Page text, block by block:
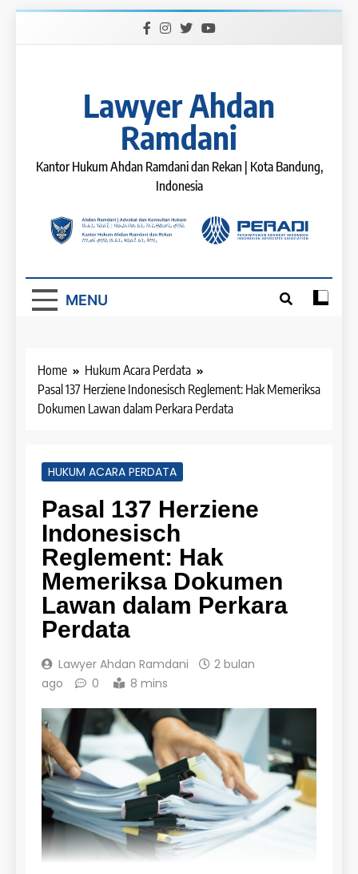
Lawyer Ahdan
Ramdani
Kantor Hukum Ahdan Ramdani dan Rekan | Kota Bandung,
Indonesia
MENU
Home
Hukum Acara Perdata
Pasal 137 Herziene Indonesisch Reglement: Hak Memeriksa
Dokumen Lawan dalam Perkara Perdata
HUKUM ACARA PERDATA
Pasal 137 Herziene
Indonesisch
Reglement: Hak
Memeriksa Dokumen
Lawan dalam Perkara
Perdata
Lawyer Ahdan Ramdani
2 bulan
ago
0 8 mins